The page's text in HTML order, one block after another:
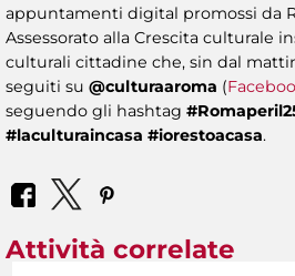
appuntamenti digital promossi da
Assessorato alla Crescita culturale
culturali cittadine che, sin dal
seguiti su @culturaaroma (
seguendo gli hashtag
#laculturaincasa #iorestoacasa.
Attività correlate